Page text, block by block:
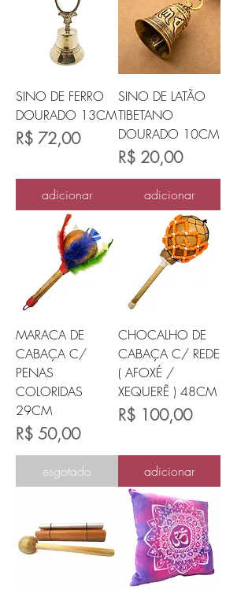
SINO DE FERRO
DOURADO 13CM
Preço
R$ 72,00
adicionar
SINO DE LATÃO
TIBETANO
DOURADO 10CM
Preço
R$ 20,00
adicionar
MARACA DE
CABAÇA C/
PENAS
COLORIDAS
29CM
Preço
R$ 50,00
esgotado
CHOCALHO DE
CABAÇA C/ REDE
( AFOXÉ /
XEQUERÊ ) 48CM
Preço
R$ 100,00
adicionar